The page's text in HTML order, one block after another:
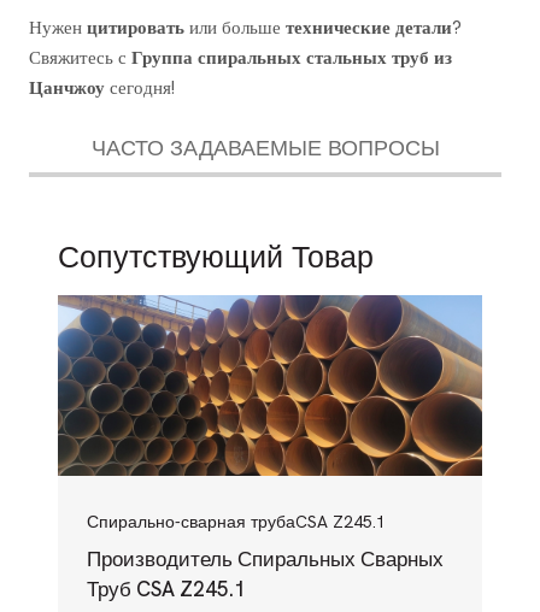
Нужен цитировать или больше технические детали?
Свяжитесь с Группа спиральных стальных труб из
Цанчжоу сегодня!
ЧАСТО ЗАДАВАЕМЫЕ ВОПРОСЫ
Сопутствующий Товар
Спирально-сварная трубаCSA Z245.1
Производитель Спиральных Сварных
Труб CSA Z245.1